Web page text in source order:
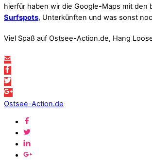
hierfür haben wir die Google-Maps mit den
Surfspots, Unterkünften und was sonst
Viel Spaß auf Ostsee-Action.de, Hang
Ostsee-Action.de